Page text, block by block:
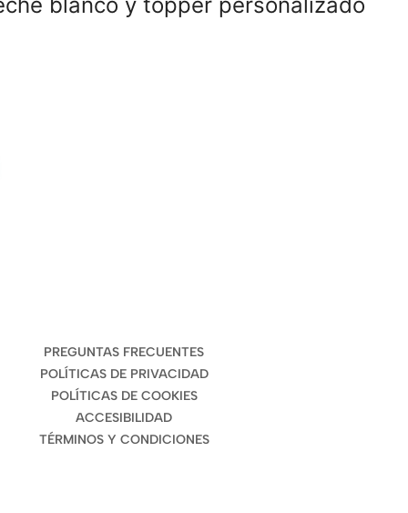
PREGUNTAS FRECUENTES
POLÍTICAS DE PRIVACIDAD
POLÍTICAS DE COOKIES
ACCESIBILIDAD
TÉRMINOS Y CONDICIONES